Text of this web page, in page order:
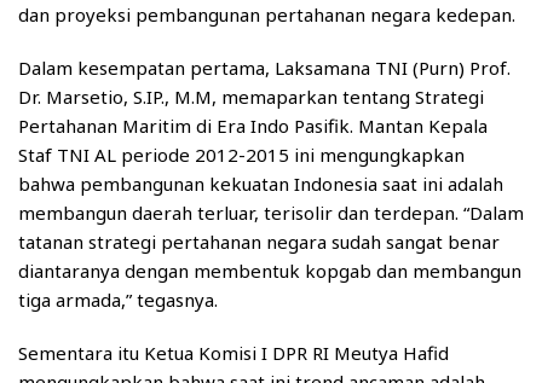
dan proyeksi pembangunan pertahanan negara kedepan.
Dalam kesempatan pertama, Laksamana TNI (Purn) Prof.
Dr. Marsetio, S.IP., M.M, memaparkan tentang Strategi
Pertahanan Maritim di Era Indo Pasifik. Mantan Kepala
Staf TNI AL periode 2012-2015 ini mengungkapkan
bahwa pembangunan kekuatan Indonesia saat ini adalah
membangun daerah terluar, terisolir dan terdepan. “Dalam
tatanan strategi pertahanan negara sudah sangat benar
diantaranya dengan membentuk kopgab dan membangun
tiga armada,” tegasnya.
Sementara itu Ketua Komisi I DPR RI Meutya Hafid